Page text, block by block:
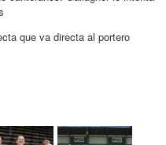
que va directa al portero